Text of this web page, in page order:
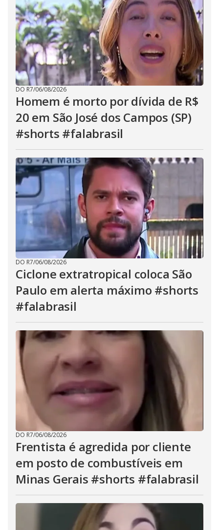
DO R7/06/08/2026
Homem é morto por dívida de R$
20 em São José dos Campos (SP)
#shorts #falabrasil
DO R7/06/08/2026
Ciclone extratropical coloca São
Paulo em alerta máximo #shorts
#falabrasil
DO R7/06/08/2026
Frentista é agredida por cliente
em posto de combustíveis em
Minas Gerais #shorts #falabrasil